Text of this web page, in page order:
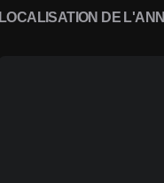
LOCALISATION DE